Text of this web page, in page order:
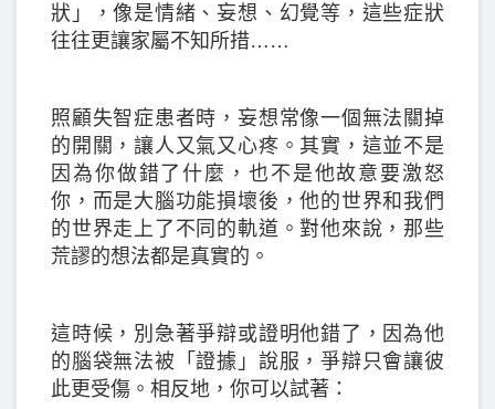
狀」，像是情緒、妄想、幻覺等，這些症狀
往往更讓家屬不知所措……
照顧失智症患者時，妄想常像一個無法關掉
的開關，讓人又氣又心疼。其實，這並不是
因為你做錯了什麼，也不是他故意要激怒
你，而是大腦功能損壞後，他的世界和我們
的世界走上了不同的軌道。對他來說，那些
荒謬的想法都是真實的。
這時候，別急著爭辯或證明他錯了，因為他
的腦袋無法被「證據」說服，爭辯只會讓彼
此更受傷。相反地，你可以試著：